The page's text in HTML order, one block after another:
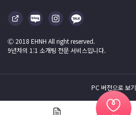
Ⓒ 2018 EHNH All right reserved.
9년차의 1:1 소개팅 전문 서비스입니다.
PC 버전으로 보기